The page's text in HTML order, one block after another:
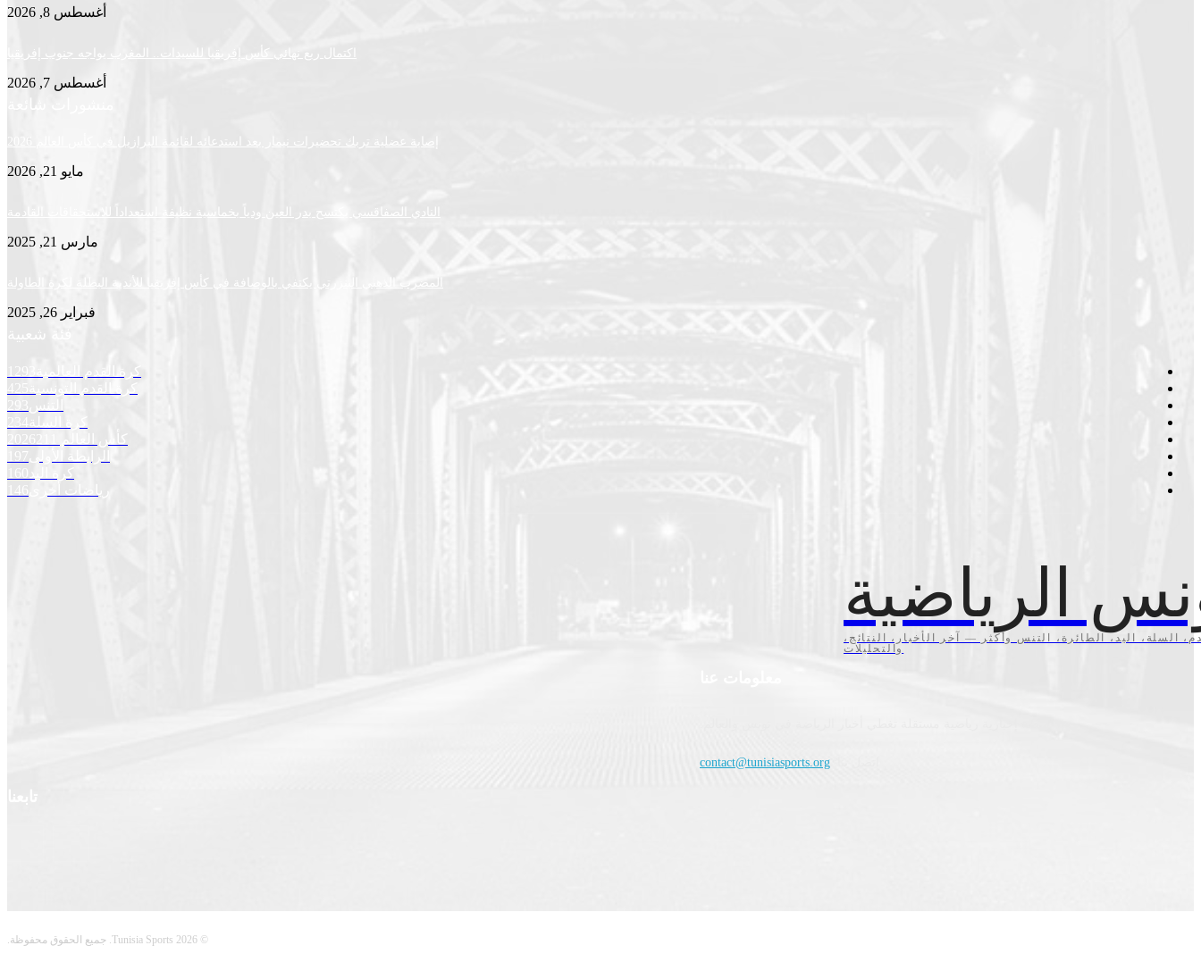
أغسطس 8, 2026
اكتمال ربع نهائي كأس إفريقيا للسيدات.. المغرب يواجه جنوب إفريقيا
أغسطس 7, 2026
منشورات شائعة
إصابة عضلية تربك تحضيرات نيمار بعد استدعائه لقائمة البرازيل في كأس العالم 2026
مايو 21, 2026
النادي الصفاقسي يكتسح بدر العين ودياً بخماسية نظيفة استعداداً للاستحقاقات القادمة
مارس 21, 2025
المضرب الذهبي البنزرتي يكتفي بالوصافة في كأس إفريقيا للأندية البطلة لكرة الطاولة
فبراير 26, 2025
فئة شعبية
كرة القدم العالمية
1293
كرة القدم التونسية
425
التنس
293
كرة السلة234
كأس العالم 2026
الرابطة الأولى 197
كرة اليد 160
رياضات أخرى 146
الرياضية
السلة، اليد، الطائرة، التنس وأكثر — آخر الأخبار، النتائج،
والتحليلات
اتصل بنا:contact@tunisiasports.org
© 2026 Tunisia Sports. جميع الحقوق محفوظة.